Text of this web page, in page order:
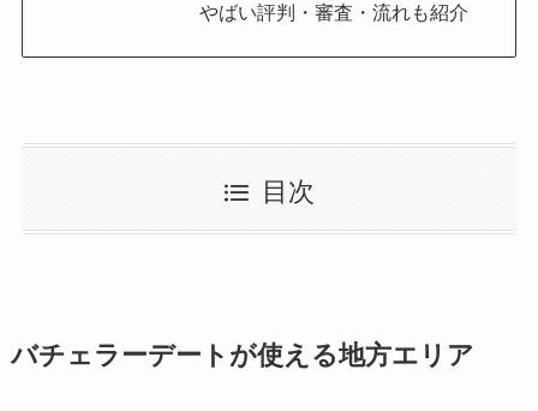
やばい評判・審査・流れも紹介
目次
バチェラーデートが使える地方エリア